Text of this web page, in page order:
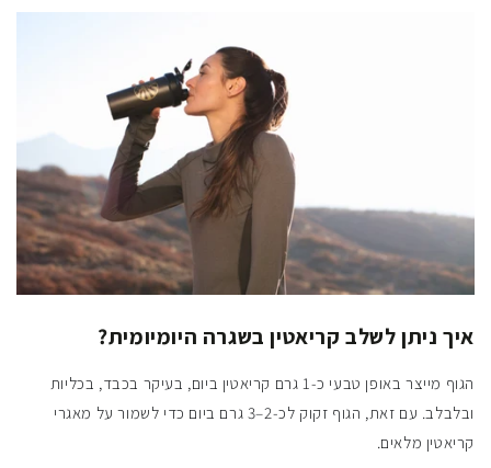
איך ניתן לשלב קריאטין בשגרה היומיומית?
הגוף מייצר באופן טבעי כ-1 גרם קריאטין ביום, בעיקר בכבד, בכליות
ובלבלב. עם זאת, הגוף זקוק לכ-2–3 גרם ביום כדי לשמור על מאגרי
קריאטין מלאים.